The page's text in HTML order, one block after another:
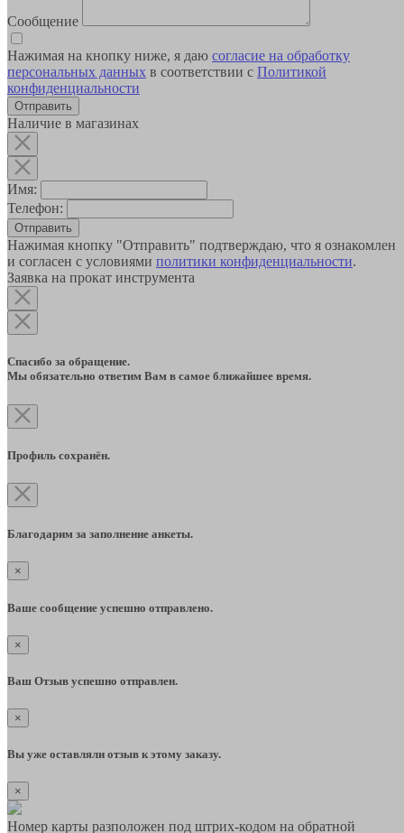
Сообщение
Нажимая на кнопку ниже, я даю согласие на обработку
персональных данных в соответствии с Политикой
конфиденциальности
Наличие в магазинах
Имя:
Телефон:
Отправить
Нажимая кнопку "Отправить" подтверждаю, что я ознакомлен
и согласен с условиями политики конфиденциальности.
Заявка на прокат инструмента
Спасибо за обращение.
Мы обязательно ответим Вам в самое ближайшее время.
Профиль сохранён.
Благодарим за заполнение анкеты.
×
Ваше сообщение успешно отправлено.
×
Ваш Отзыв успешно отправлен.
×
Вы уже оставляли отзыв к этому заказу.
×
Номер карты разположен под штрих-кодом на обратной